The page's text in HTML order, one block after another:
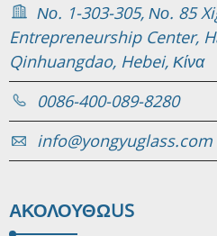
Νο. 1-303-305, Νο. 85
Entrepreneurship Center,
Qinhuangdao, Hebei, Κίνα
0086-400-089-8280
info@yongyuglass.com
ΑΚΟΛΟΥΘΏUS